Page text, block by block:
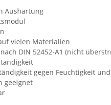
Aushärtung
vielen Materialien
DIN 52452-A1 (nicht
gegen Feuchtigkeit
geeignet